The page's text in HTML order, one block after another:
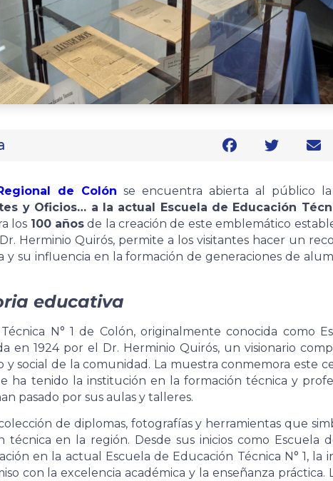
de Colón se encuentra abierta al público
y Oficios… a la actual Escuela de Educación
los 100 años de la creación de este emblemático
Herminio Quirós, permite a los visitantes hacer un
y su influencia en la formación de generaciones de
educativa
N° 1 de Colón, originalmente conocida como
en 1924 por el Dr. Herminio Quirós, un visionario
social de la comunidad. La muestra conmemora este
ha tenido la institución en la formación técnica y
pasado por sus aulas y talleres.
de diplomas, fotografías y herramientas que
técnica en la región. Desde sus inicios como Escuela
en la actual Escuela de Educación Técnica N° 1, la
con la excelencia académica y la enseñanza práctica.